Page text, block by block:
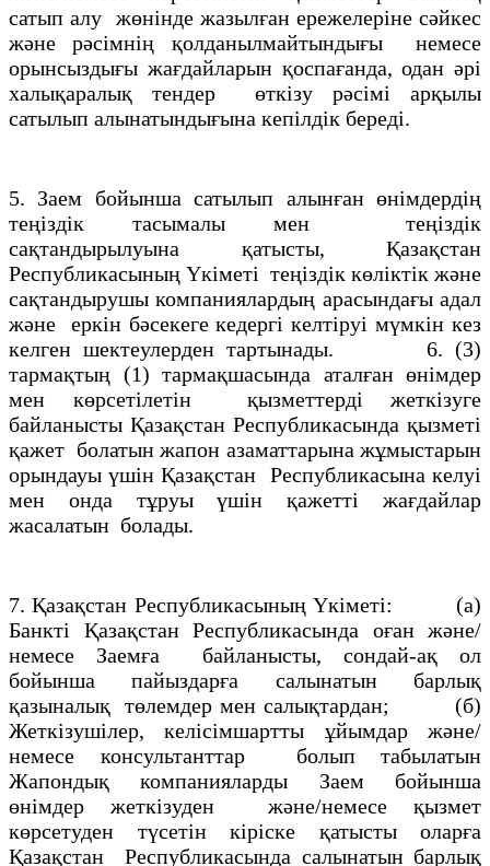
сатып алу жөнiнде жазылған ережелерiне сәйкес
және рәсiмнiң қолданылмайтындығы немесе
орынсыздығы жағдайларын қоспағанда, одан әрi
халықаралық тендер өткiзу рәсiмi арқылы
сатылып алынатындығына кепiлдiк бередi.
5. Заем бойынша сатылып алынған өнiмдердiң
теңiздiк тасымалы мен теңiздiк
сақтандырылуына қатысты, Қазақстан
Республикасының Үкiметi теңiздiк көлiктiк және
сақтандырушы компаниялардың арасындағы адал
және еркін бәсекеге кедергi келтiруi мүмкiн кез
келген шектеулерден тартынады. 6. (3)
тармақтың (1) тармақшасында аталған өнiмдер
мен көрсетілетiн қызметтердi жеткiзуге
байланысты Қазақстан Республикасында қызметi
қажет болатын жапон азаматтарына жұмыстарын
орындауы үшiн Қазақстан Республикасына келуi
мен онда тұруы үшiн қажеттi жағдайлар
жасалатын болады.
7. Қазақстан Республикасының Үкiметi: (а)
Банкті Қазақстан Республикасында оған және/
немесе Заемға байланысты, сондай-ақ ол
бойынша пайыздарға салынатын барлық
қазыналық төлемдер мен салықтардан; (б)
Жеткiзушiлер, келiсiмшартты ұйымдар және/
немесе консультанттар болып табылатын
Жапондық компанияларды Заем бойынша
өнiмдер жеткiзуден және/немесе қызмет
көрсетуден түсетiн кiрiске қатысты оларға
Қазақстан Республикасында салынатын барлық